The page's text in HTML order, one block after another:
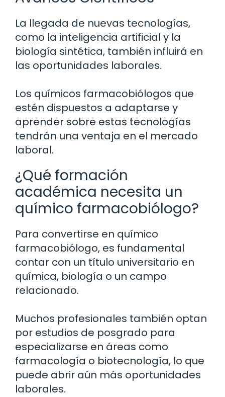
La llegada de nuevas tecnologías,
como la inteligencia artificial y la
biología sintética, también influirá en
las oportunidades laborales.
Los químicos farmacobiólogos que
estén dispuestos a adaptarse y
aprender sobre estas tecnologías
tendrán una ventaja en el mercado
laboral.
¿Qué formación
académica necesita un
químico farmacobiólogo?
Para convertirse en químico
farmacobiólogo, es fundamental
contar con un título universitario en
química, biología o un campo
relacionado.
Muchos profesionales también optan
por estudios de posgrado para
especializarse en áreas como
farmacología o biotecnología, lo que
puede abrir aún más oportunidades
laborales.